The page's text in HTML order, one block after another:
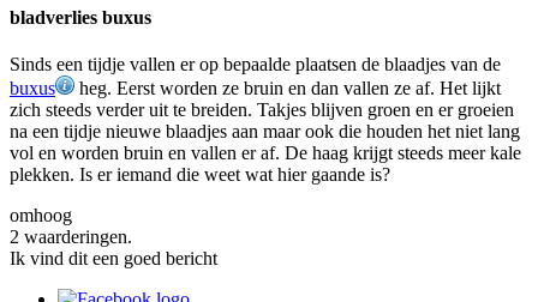
bladverlies buxus
Sinds een tijdje vallen er op bepaalde plaatsen de blaadjes van de
buxus
heg. Eerst worden ze bruin en dan vallen ze af. Het lijkt
zich steeds verder uit te breiden. Takjes blijven groen en er groeien
na een tijdje nieuwe blaadjes aan maar ook die houden het niet lang
vol en worden bruin en vallen er af. De haag krijgt steeds meer kale
plekken. Is er iemand die weet wat hier gaande is?
omhoog
2 waarderingen.
Ik vind dit een goed bericht